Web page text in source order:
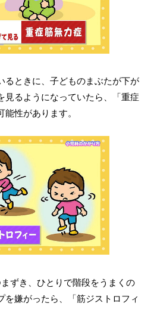
るときに、子どものまぶたが下が
見るようになっていたら、「重症
性があります。
ずき、ひとりで階段をうまくの
を嫌がったら、「筋ジストロフィ